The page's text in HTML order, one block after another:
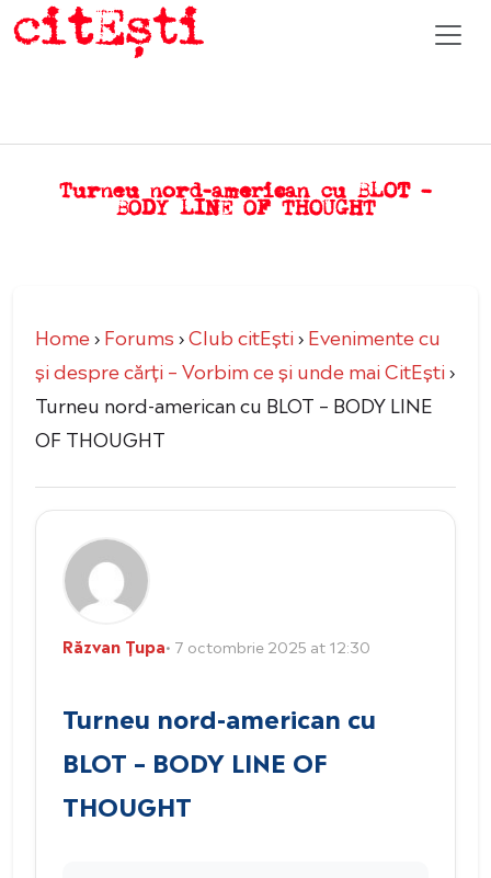
Turneu nord-american cu BLOT –
BODY LINE OF THOUGHT
Home›Forums›Club citEști›Evenimente cu
şi despre cărți – Vorbim ce şi unde mai CitEşti›
Turneu nord-american cu BLOT – BODY LINE
OF THOUGHT
Răzvan Țupa• 7 octombrie 2025 at 12:30
Turneu nord-american cu
BLOT – BODY LINE OF
THOUGHT